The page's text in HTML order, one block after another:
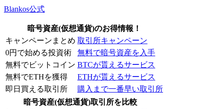
Blankos公式
暗号資産(仮想通貨)のお得情報！
キャンペーンまとめ 取引所キャンペーン
0円で始める投資術
無料で暗号資産を入手
無料でビットコイン BTCが貰えるサービス
無料でETHを獲得
ETHが貰えるサービス
即日買える取引所
購入まで一番早い取引所
暗号資産(仮想通貨)取引所を比較